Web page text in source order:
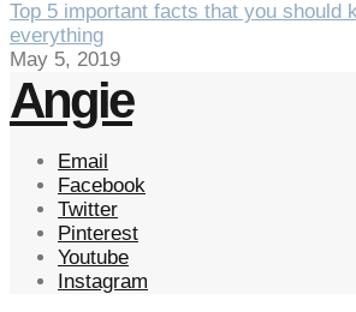
Top 5 important facts that you should
everything
May 5, 2019
Angie
Email
Facebook
Twitter
Pinterest
Youtube
Instagram